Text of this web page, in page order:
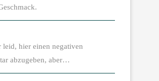
leid, hier einen negativen
abzugeben, aber…